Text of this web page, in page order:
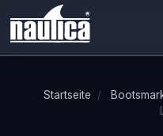
Startseite /